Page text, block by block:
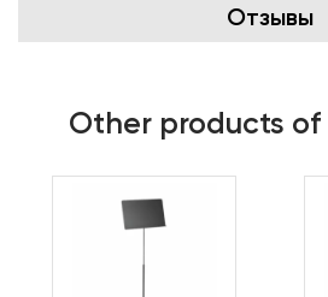
Отзывы
Other products